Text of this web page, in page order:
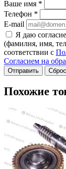
Ваше имя *
Телефон *
E-mail
Я даю
(фамилия, имя,
соответствии с
Согласием на
Похожие